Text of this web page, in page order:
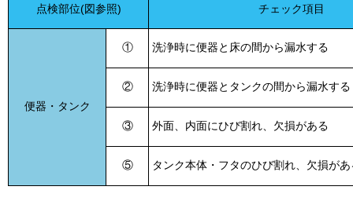
点検部位(図参照) チェック項目
便器・タンク
① 洗浄時に便器と床の間から漏水する
② 洗浄時に便器とタンクの間から漏水する
③ 外面、内面にひび割れ、欠損がある
⑤ タンク本体・フタのひび割れ、欠損があ